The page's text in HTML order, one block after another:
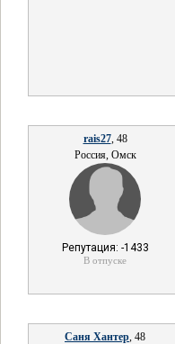
rais27, 48
Россия, Омск
Репутация: -1433
В отпуске
Саня Хантер, 48